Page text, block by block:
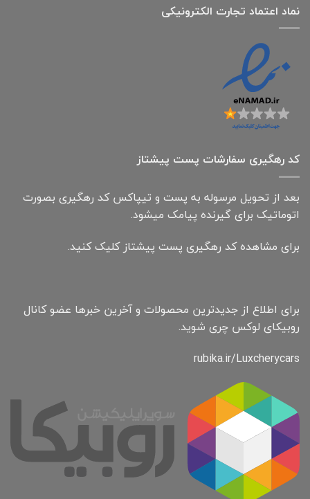
نماد اعتماد تجارت الكترونیكی
کد رهگیری سفارشات پست پیشتاز
بعد از تحویل مرسوله به پست و تیپاکس کد رهگیری بصورت
اتوماتیک برای گیرنده پیامک میشود.
برای مشاهده کد رهگیری پست پیشتاز کلیک کنید.
برای اطلاع از جدیدترین محصولات و آخرین خبرها عضو کانال
روبیکای لوکس چری شوید.
rubika.ir/Luxcherycars